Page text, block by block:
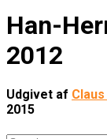
Han-
2012
Udgivet af
2015